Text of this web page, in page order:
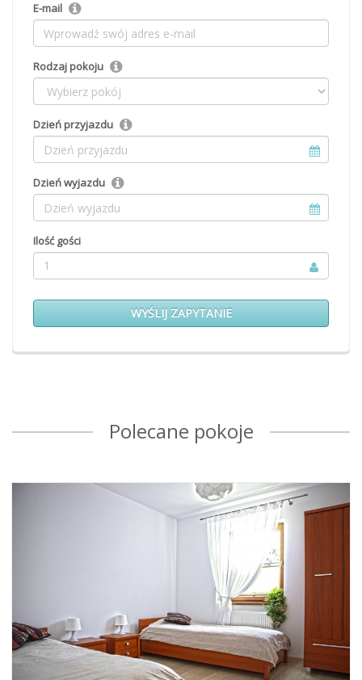
E-mail
Rodzaj pokoju
Dzień przyjazdu
Dzień wyjazdu
Ilość gości
1
WYŚLIJ ZAPYTANIE
Polecane pokoje